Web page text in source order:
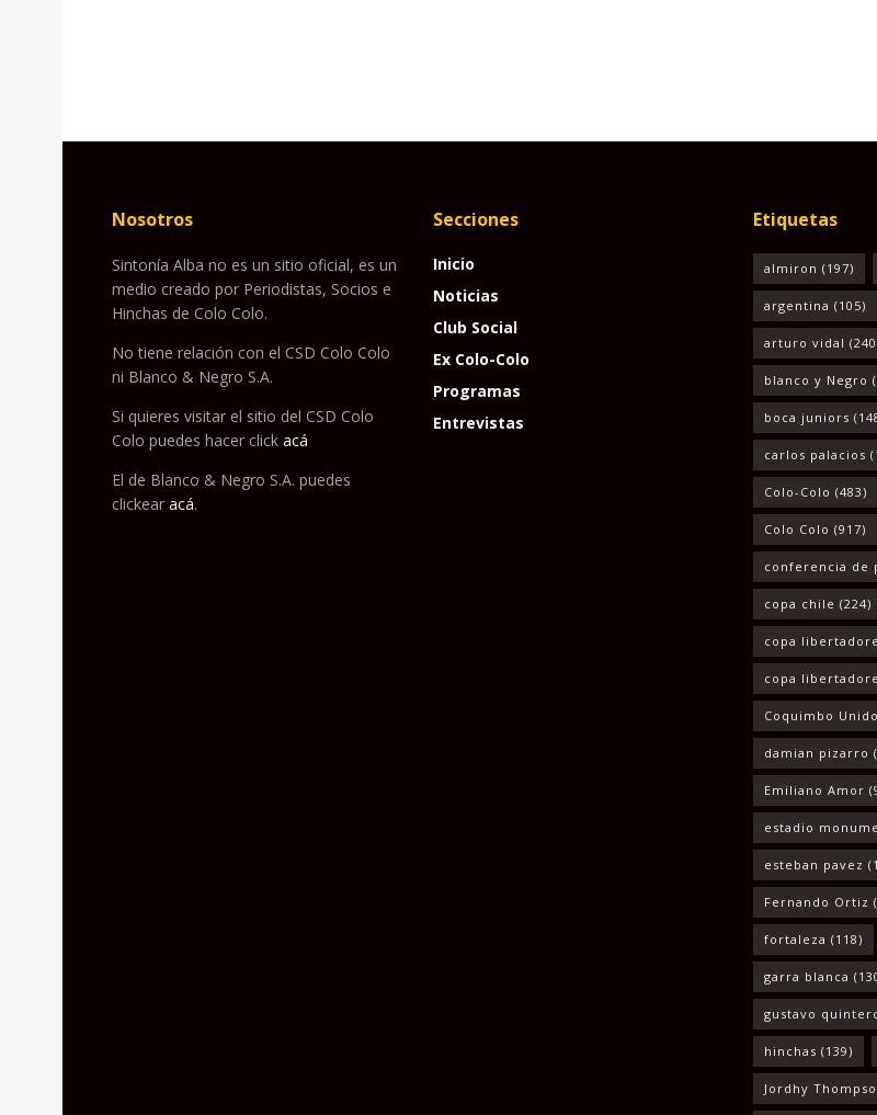
Nosotros
Sintonía Alba no es un sitio oficial, es un
medio creado por Periodistas, Socios e
Hinchas de Colo Colo.
No tiene relación con el CSD Colo Colo
ni Blanco & Negro S.A.
Si quieres visitar el sitio del CSD Colo
Colo puedes hacer click acá
El de Blanco & Negro S.A. puedes
clickear acá.
Secciones
Inicio
Noticias
Club Social
Ex Colo-Colo
Programas
Entrevistas
Etiquetas
almiron (197)
argentina (105)
arturo vidal
blanco y Negro
boca juniors
carlos palacios
Colo-Colo (483)
Colo Colo (917)
conferencia de
copa chile (224)
copa
copa
Coquimbo Unido
damian pizarro
Emiliano Amor
estadio
esteban pavez
Fernando Ortiz
fortaleza (118)
garra blanca
gustavo
hinchas (139)
Jordhy